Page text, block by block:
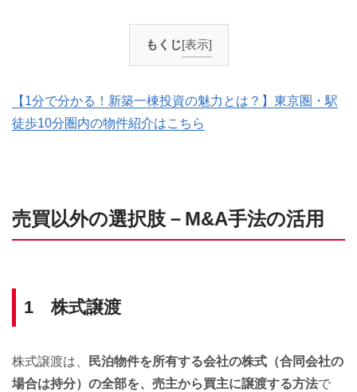
もくじ[表示]
【1分で分かる！新築一棟投資の魅力とは？】東京圏・駅
徒歩10分圏内の物件紹介はこちら
売買以外の選択肢－M&A手法の活用
1 株式譲渡
株式譲渡は、
民泊物件を所有する会社の株式（合同会社の
場合は持分）の全部を、売主から買主に譲渡する方法で